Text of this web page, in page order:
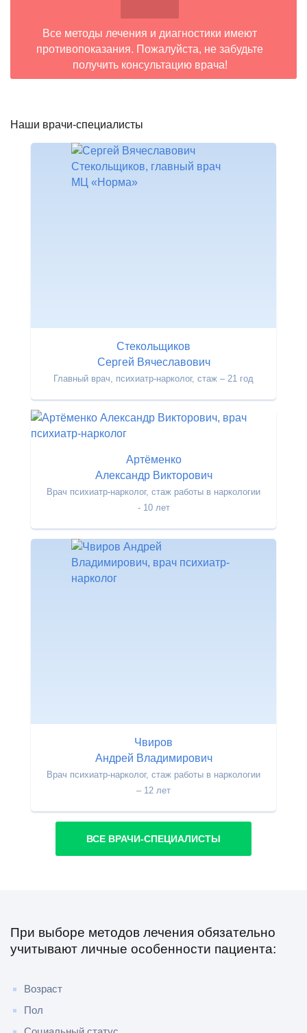
Все методы лечения и диагностики имеют
противопоказания. Пожалуйста, не забудьте
получить консультацию врача!
Наши врачи-специалисты
Стекольщиков
Сергей Вячеславович
Главный врач, психиатр-нарколог, стаж – 21 год
Артёменко
Александр Викторович
Врач психиатр-нарколог, стаж работы в наркологии
- 10 лет
Чвиров
Андрей Владимирович
Врач психиатр-нарколог, стаж работы в наркологии
– 12 лет
ВСЕ ВРАЧИ-СПЕЦИАЛИСТЫ
При выборе методов лечения обязательно
учитывают личные особенности пациента:
Возраст
Пол